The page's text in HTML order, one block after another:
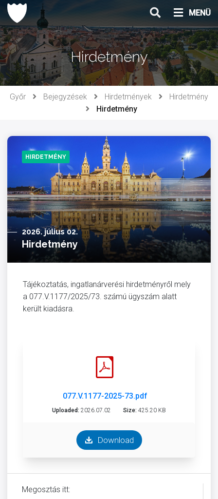
Ugrás
tartalomhoz
MENÜ
Hirdetmény
Győr Bejegyzések Hirdetmények
Hirdetmény
Hirdetmény
HIRDETMÉNY
2026. július 02.
Hirdetmény
Tájékoztatás, ingatlanárverési hirdetményről mely
a 077.V.1177/2025/73. számú ügyszám alatt
került kiadásra.
077.V.1177-2025-73.pdf
Uploaded: 2026.07.02 Size: 425.20 KB
Download
Megosztás itt: